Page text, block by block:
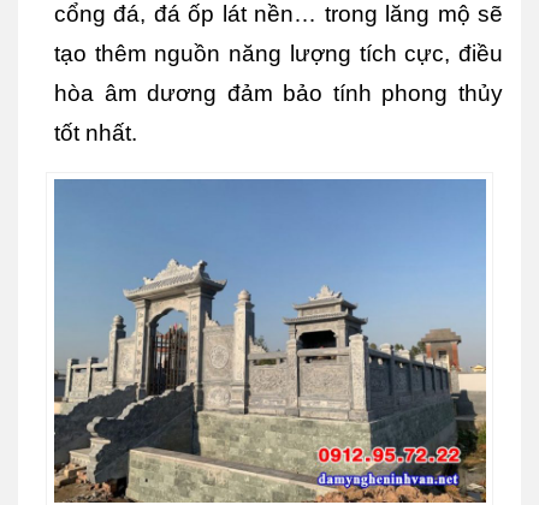
cổng đá, đá ốp lát nền… trong lăng mộ sẽ
tạo thêm nguồn năng lượng tích cực, điều
hòa âm dương đảm bảo tính phong thủy
tốt nhất.